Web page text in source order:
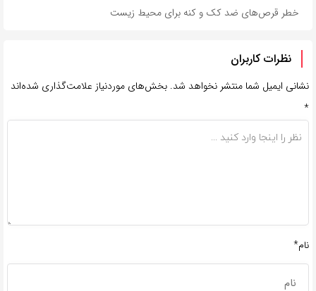
خطر قرص‌های ضد کک و کنه برای محیط زیست
نظرات کاربران
نشانی ایمیل شما منتشر نخواهد شد. بخش‌های موردنیاز علامت‌گذاری شده‌اند
*
نام*